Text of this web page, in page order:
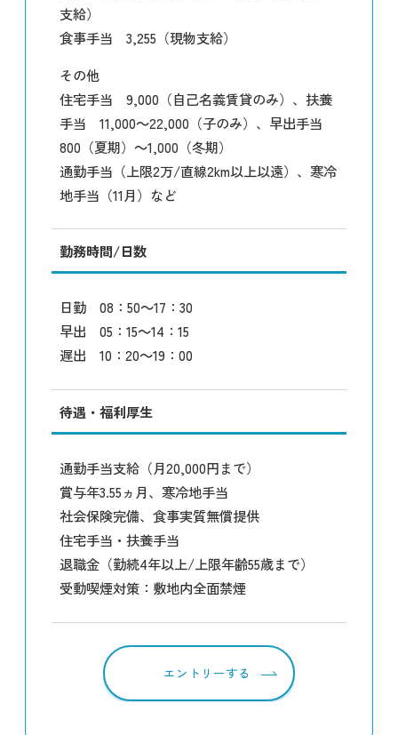
支給）
食事手当 3,255（現物支給）
その他
住宅手当 9,000（自己名義賃貸のみ）、扶養
手当 11,000～22,000（子のみ）、早出手当
800（夏期）～1,000（冬期）
通勤手当（上限2万/直線2km以上以遠）、寒冷
地手当（11月）など
勤務時間/日数
日勤 08：50～17：30
早出 05：15～14：15
遅出 10：20～19：00
待遇・福利厚生
通勤手当支給（月20,000円まで）
賞与年3.55ヵ月、寒冷地手当
社会保険完備、食事実質無償提供
住宅手当・扶養手当
退職金（勤続4年以上/上限年齢55歳まで）
受動喫煙対策：敷地内全面禁煙
エントリーする